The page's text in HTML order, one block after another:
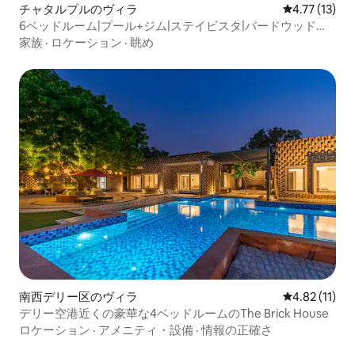
チャタルプルのヴィラ レビュー13
4.77 (13)
6ベッドルーム|プール+ジム|ステイビスタ|バードウッドエ
ステート@メラウリ
家族 · ロケーション · 眺め
南西デリー区のヴィラ レビュー11
4.82 (11)
デリー空港近くの豪華な4ベッドルームのThe Brick House
ロケーション · アメニティ・設備 ·情報の正確さ